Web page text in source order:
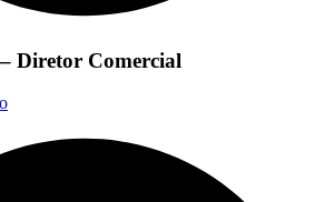
Diretor Comercial